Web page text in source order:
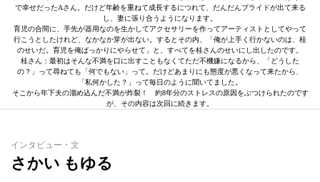
で幸せだったAさん。だけど年齢を重ねて成長するにつれて、だんだんプライドが出て来る
し、妻に張り合うようになります。
育児の合間に、手先が器用なのを生かしてアクセサリーを作ってアーティストとしてやって
行こうとしたけれど、なかなか芽が出ない。するとその内、「俺が上手く行かないのは、桂
のせいだ。育児を俺ばっかりにやらせて」と、すべてを桂さんのせいにし出したのです。
桂さん：最初はそんな不満を口に出すこともなくてただ不機嫌になるから、「どうした
の？」って尋ねても「何でもない」って。だけどあまりにも態度が悪くなって来たから、
「私何かした？」って毎日のように聞いてました。
そこから年下夫の溜め込んだ不満が炸裂！ 約8年分のストレスの原因をぶつけられたのです
が、その内容は次回に続きます。
インタビュー・文
さかい もゆる